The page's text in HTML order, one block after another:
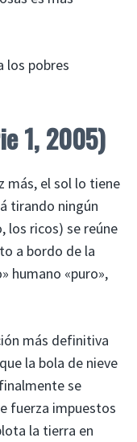
los pobres
1, 2005)
más, el sol lo tiene
tirando ningún
los ricos) se reúne
a bordo de la
humano «puro»,
más definitiva
la bola de nieve
se
fuerza impuestos
la tierra en